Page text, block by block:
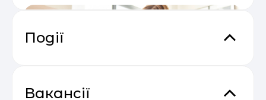
Події
— 2026
Вакансії